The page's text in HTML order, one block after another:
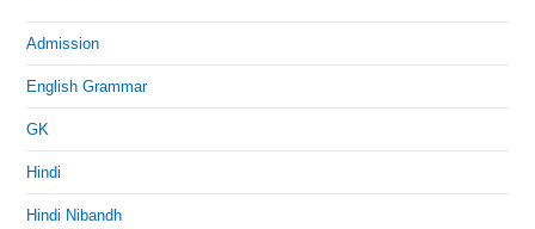
Admission
English Grammar
GK
Hindi
Hindi Nibandh